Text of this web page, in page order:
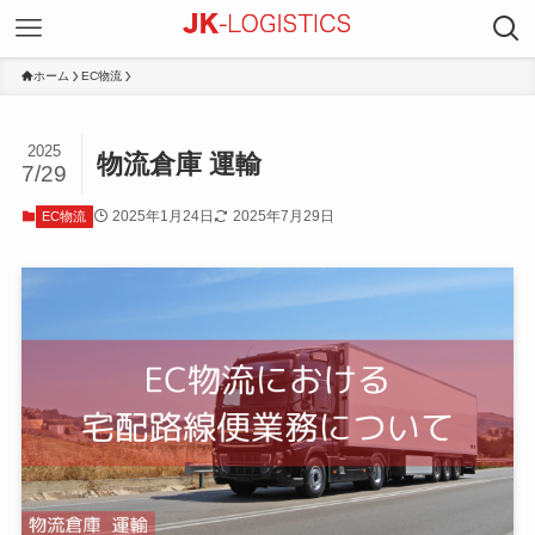
ホーム EC物流
物流倉庫 運輸
2025
7/29
EC物流 2025年1月24日 2025年7月29日